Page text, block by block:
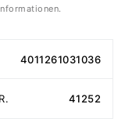
4011261031036
41252